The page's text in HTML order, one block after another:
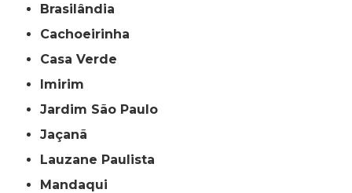
Brasilândia
Cachoeirinha
Casa Verde
Imirim
Jardim São Paulo
Jaçanã
Lauzane Paulista
Mandaqui